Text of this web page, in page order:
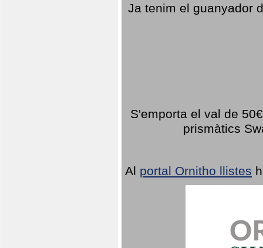
Ja tenim el guanyador
S'emporta el val de
prismàtics
Al portal Ornitho llistes